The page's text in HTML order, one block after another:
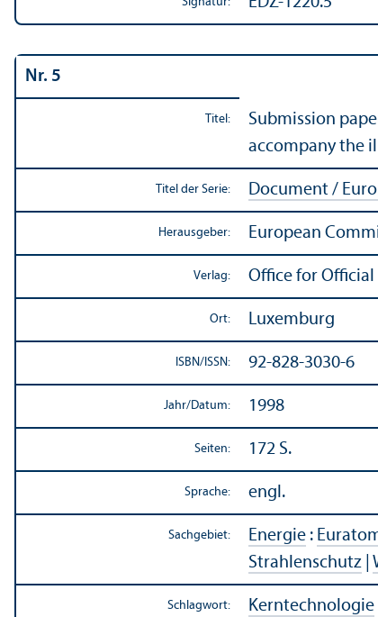
Nr. 5
Titel:
Submission
accompany the
Titel der Serie: Document /
Herausgeber: European
Verlag: Office for
Ort: Luxemburg
ISBN/ ISSN: 92-828-3030-6
Jahr/Datum: 1998
Seiten: 172 S.
Sprache: engl.
Sachgebiet: Energie :
Strahlenschutz
Schlagwort: Kern­technologie